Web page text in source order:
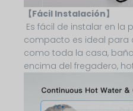
【Fácil Instalación】
Es fácil de instalar en la
compacto es ideal para
como toda la casa,
encima del fregadero,